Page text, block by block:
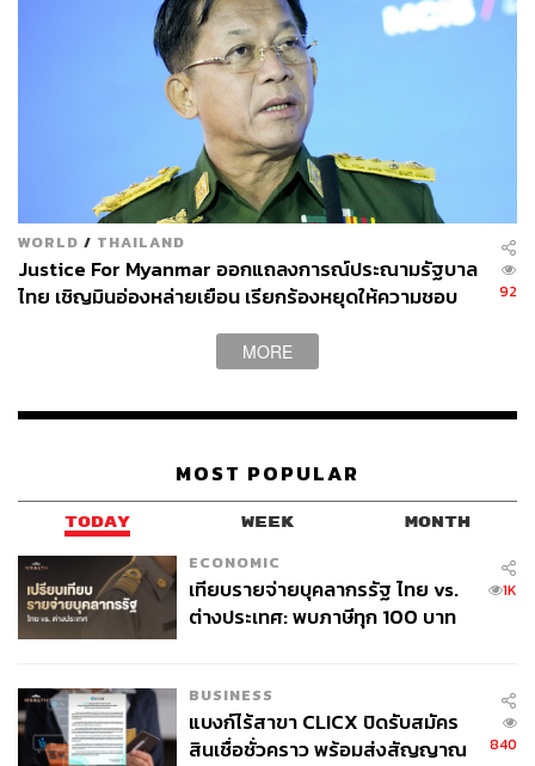
WORLD / THAILAND
Justice For Myanmar ออกแถลงการณ์ประณามรัฐบาล
ไทย เชิญมินอ่องหล่ายเยือน เรียกร้องหยุดให้ความชอบ
92
MORE
MOST POPULAR
TODAY WEEK MONTH
ECONOMIC
เทียบรายจ่ายบุคลากรรัฐ ไทย vs.
ต่างประเทศ: พบภาษีทุก 100 บาท
1K
BUSINESS
แบงก์ไร้สาขา CLICX ปิดรับสมัคร
สินเชื่อชั่วคราว พร้อมส่งสัญญาณ
840